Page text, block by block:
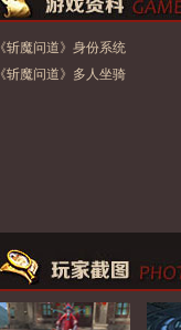
《斩魔问道》身份系统
《斩魔问道》多人坐骑